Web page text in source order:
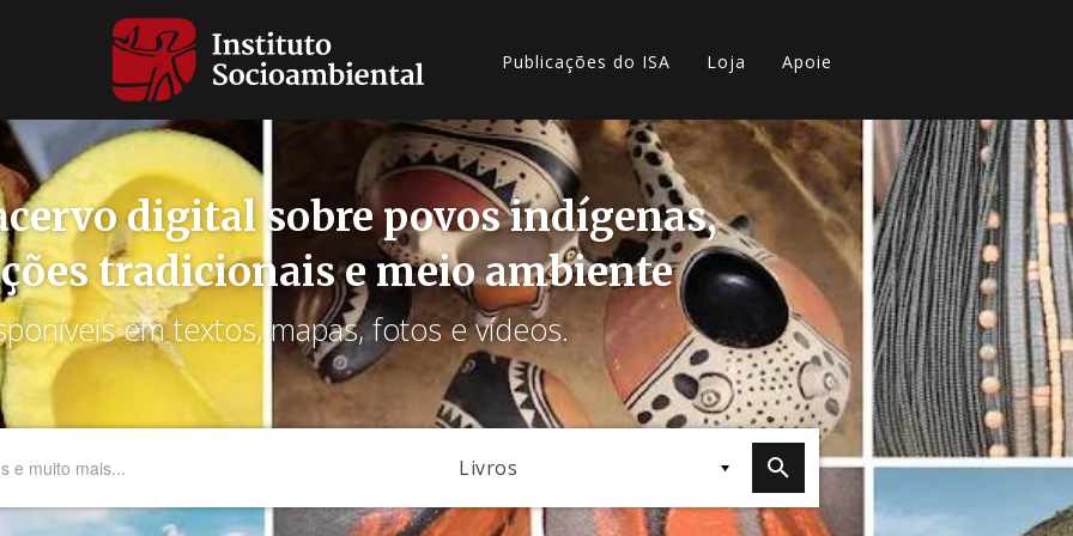
Publicações do ISA Loja Apoie
digital sobre povos indígenas,
tradicionais e meio ambiente
em textos, mapas, fotos e vídeos.
Livros